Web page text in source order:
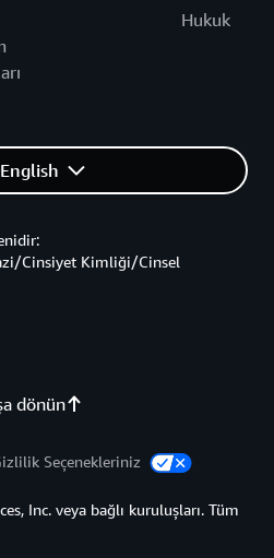
Hukuk
English
dönün
Cinsiyet Kimliği/Cinsel
Seçenekleriniz
Inc. veya bağlı kuruluşları. Tüm